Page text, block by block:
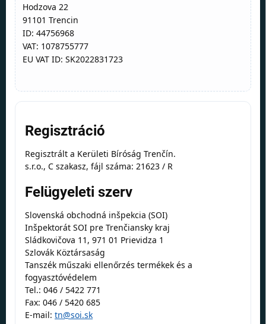
Hodzova 22
91101 Trencin
ID: 44756968
VAT: 1078755777
EU VAT ID: SK2022831723
Regisztráció
Regisztrált a Kerületi Bíróság Trenčín.
s.r.o., C szakasz, fájl száma: 21623 / R
Felügyeleti szerv
Slovenská obchodná inšpekcia (SOI)
Inšpektorát SOI pre Trenčiansky kraj
Sládkovičova 11, 971 01 Prievidza 1
Szlovák Köztársaság
Tanszék műszaki ellenőrzés termékek és a
fogyasztóvédelem
Tel.: 046 / 5422 771
Fax: 046 / 5420 685
E-mail: tn@soi.sk